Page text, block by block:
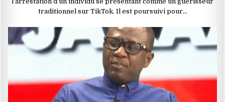
traditionnel sur TikTok. Il est poursuivi pour…